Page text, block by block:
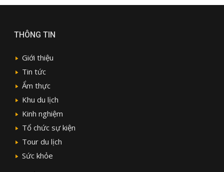
THÔNG TIN
Giới thiệu
Tin tức
Ẩm thực
Khu du lịch
Kinh nghiệm
Tổ chức sự kiện
Tour du lịch
Sức khỏe